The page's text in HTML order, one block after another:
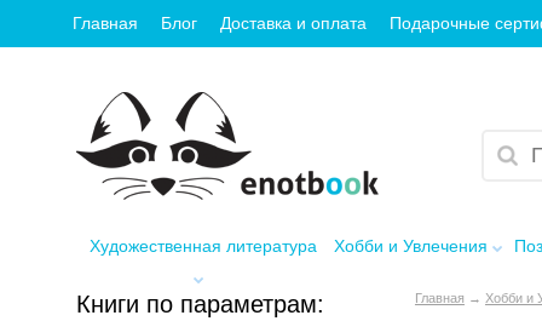
Главная Блог Доставка и оплата Подарочные
Художественная литература Хобби и Увлечения
Книги по параметрам: Главная → Хобби и